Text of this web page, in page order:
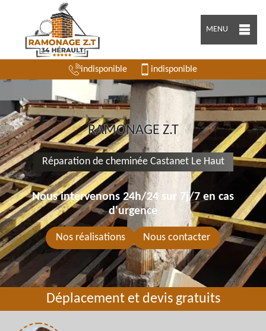
MENU
indisponible indisponible
RAMONAGE Z.T
Réparation de cheminée Castanet Le Haut
Nous intervenons 24h/24 sur 7j/7 en cas
d'urgence
Nos réalisations Nous contacter
Déplacement et devis gratuits